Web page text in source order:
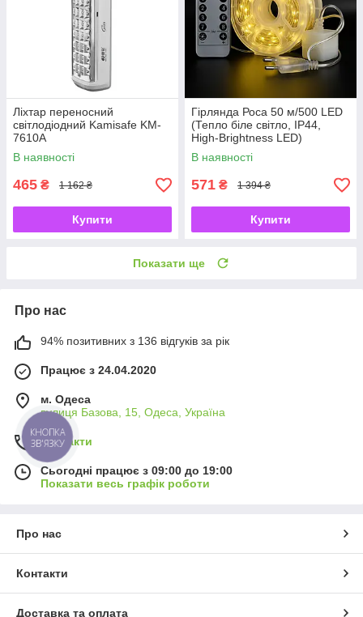
Ліхтар переносний
світлодіодний Kamisafe KM-
7610A
В наявності
465 ₴ 1 162 ₴
Купити
Гірлянда Роса 50 м/500 LED
(Тепло біле світло, IP44,
High-Brightness LED)
В наявності
571 ₴ 1 394 ₴
Купити
Показати ще
Про нас
94% позитивних з 136 відгуків за рік
Працює з 24.04.2020
м. Одеса
вулиця Базова, 15, Одеса, Україна
Контакти
Сьогодні працює з 09:00 до 19:00
Показати весь графік роботи
Про нас
Контакти
Доставка та оплата
КНОПКА
ЗВ'ЯЗКУ